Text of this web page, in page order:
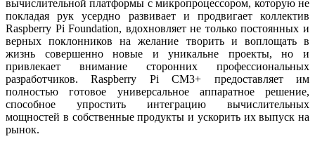
вычислительной платформы с микропроцессором, которую не
покладая рук усердно развивает и продвигает коллектив
Raspberry Pi Foundation, вдохновляет не только постоянных и
верных поклонников на желание творить и воплощать в
жизнь совершенно новые и уникальне проекты, но и
привлекает внимание сторонних профессиональных
разработчиков. Raspberry Pi CM3+ предоставляет им
полностью готовое универсальное аппаратное решение,
способное упростить интеграцию вычислительных
мощностей в собственные продукты и ускорить их выпуск на
рынок.